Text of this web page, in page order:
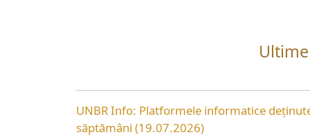
UNBR Info: Platformele informatice
săptămâni (19.07.2026)